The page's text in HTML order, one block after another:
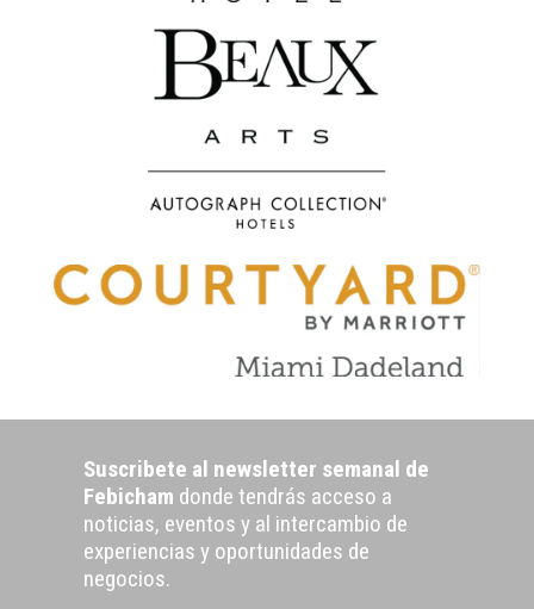
Suscribete al newsletter semanal de
Febicham donde tendrás acceso a
noticias, eventos y al intercambio de
experiencias y oportunidades de
negocios.